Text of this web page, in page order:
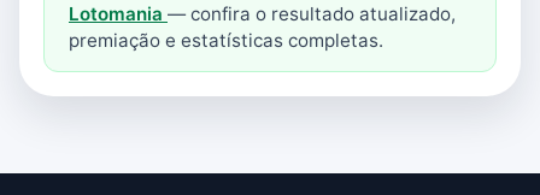
Lotomania — confira o resultado atualizado,
premiação e estatísticas completas.